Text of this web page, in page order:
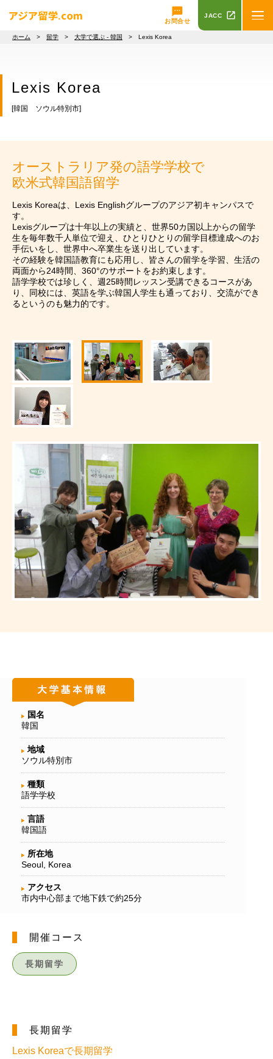
留学について 国で選ぶ お申込みの流れ コースで選ぶ
050-3385-3602
お問合せ
JACC
ホーム > 留学 > 大学で選ぶ - 韓国 > Lexis Korea
Lexis Korea
[韓国 ソウル特別市]
オーストラリア発の語学学校で
欧米式韓国語留学
Lexis Koreaは、Lexis Englishグループのアジア初キャンパスで
す。
Lexisグループは十年以上の実績と、世界50カ国以上からの留学
生を毎年数千人単位で迎え、ひとりひとりの留学目標達成へのお
手伝いをし、世界中へ卒業生を送り出しています。
その経験を韓国語教育にも応用し、皆さんの留学を学習、生活の
両面から24時間、360°のサポートをお約束します。
語学学校では珍しく、週25時間レッスン受講できるコースがあ
り、同校には、英語を学ぶ韓国人学生も通っており、交流ができ
るというのも魅力的です。
国名
韓国
地域
ソウル特別市
種類
語学学校
言語
韓国語
所在地
Seoul, Korea
アクセス
市内中心部まで地下鉄で約25分
開催コース
長期留学
長期留学
Lexis Koreaで長期留学